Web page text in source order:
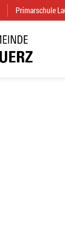
(External Link)
Primarschule